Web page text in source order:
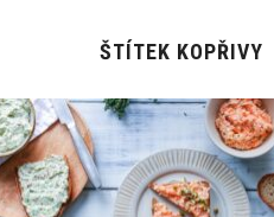
ŠTÍTEK KOPŘIVY